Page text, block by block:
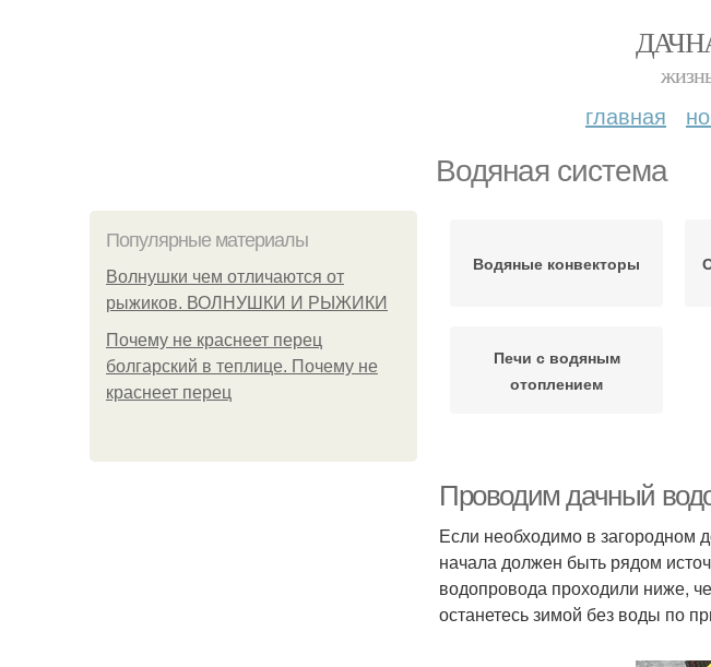
главная
Водяная система
Популярные материалы
Волнушки чем отличаются от
рыжиков. ВОЛНУШКИ И РЫЖИКИ
Почему не краснеет перец
болгарский в теплице. Почему не
краснеет перец
Водяные конвекторы
Печи с водяным
отоплением
Проводим дачный
Если необходимо в загородном
начала должен быть рядом
водопровода проходили ниже,
останетесь зимой без воды по